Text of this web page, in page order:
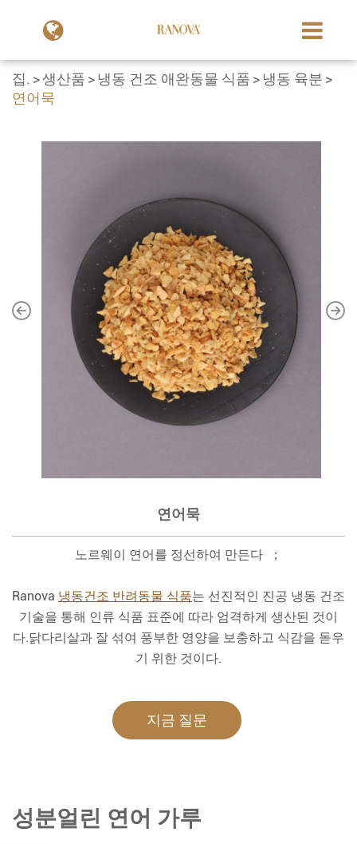
집. 생산품 냉동 건조 애완동물 식품
냉동 육분
연어묵
연어묵
노르웨이 연어를 정선하여 만든다 ；
Ranova 냉동건조 반려동물 식품는 선진적인 진공 냉동 건조
기술을 통해 인류 식품 표준에 따라 엄격하게 생산된 것이
다.닭다리살과 잘 섞여 풍부한 영양을 보충하고 식감을 돋우
기 위한 것이다.
지금 질문
성분얼린 연어 가루